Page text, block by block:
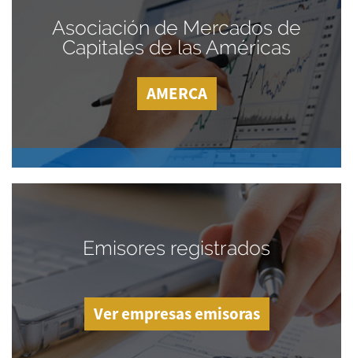
Asociación de Mercados de
Capitales de las Américas
AMERCA
Emisores registrados
Ver empresas emisoras